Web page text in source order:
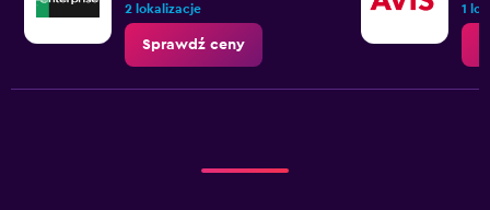
2 lokalizacje
Sprawdź ceny
1